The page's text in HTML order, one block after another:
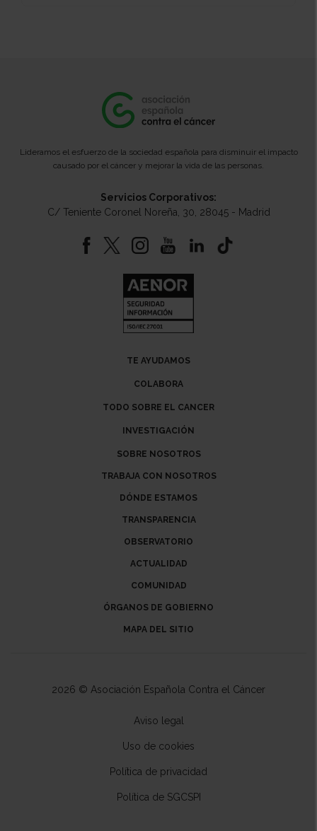
Lideramos el esfuerzo de la sociedad española para disminuir el impacto
causado por el cáncer y mejorar la vida de las personas.
Servicios Corporativos:
C/ Teniente Coronel Noreña, 30, 28045 - Madrid
TE AYUDAMOS
COLABORA
TODO SOBRE EL CANCER
INVESTIGACIÓN
SOBRE NOSOTROS
TRABAJA CON NOSOTROS
DÓNDE ESTAMOS
TRANSPARENCIA
OBSERVATORIO
ACTUALIDAD
COMUNIDAD
ÓRGANOS DE GOBIERNO
MAPA DEL SITIO
2026 © Asociación Española Contra el Cáncer
Aviso legal
Uso de cookies
Política de privacidad
Política de SGCSPI